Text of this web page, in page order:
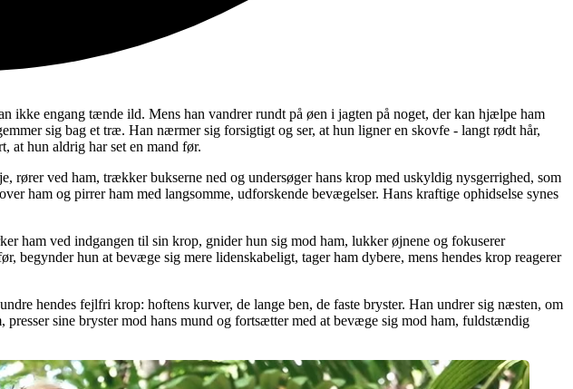
engang tænde ild. Mens han vandrer rundt på øen i jagten på noget, der kan hjælpe ham
sig bag et træ. Han nærmer sig forsigtigt og ser, at hun ligner en skovfe - langt rødt hår,
at hun aldrig har set en mand før.
rører ved ham, trækker bukserne ned og undersøger hans krop med uskyldig nysgerrighed, som
ham og pirrer ham med langsomme, udforskende bevægelser. Hans kraftige ophidselse synes
ham ved indgangen til sin krop, gnider hun sig mod ham, lukker øjnene og fokuserer
hun at bevæge sig mere lidenskabeligt, tager ham dybere, mens hendes krop reagerer
hendes fejlfri krop: hoftens kurver, de lange ben, de faste bryster. Han undrer sig næsten, om
sine bryster mod hans mund og fortsætter med at bevæge sig mod ham, fuldstændig